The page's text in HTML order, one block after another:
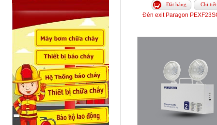
Đặt hàng Chi tiết
Đèn exit Paragon